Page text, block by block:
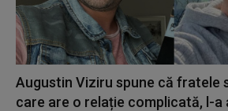
Augustin Viziru spune că fratele
care are o relație complicată, l-a